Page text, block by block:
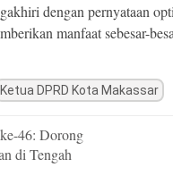
dengan pernyataan
manfaat sebesar-
Ketua DPRD Kota Makassar
46: Dorong
di Tengah